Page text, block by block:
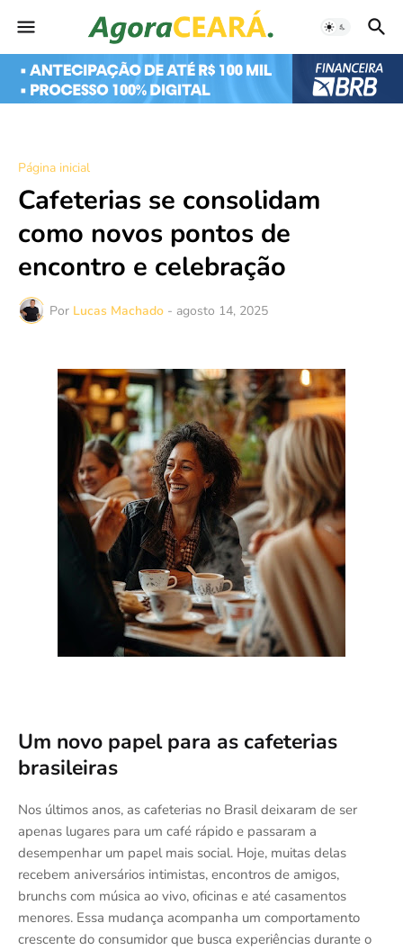
Página inicial
Cafeterias se consolidam
como novos pontos de
encontro e celebração
Por Lucas Machado - agosto 14, 2025
Um novo papel para as cafeterias
brasileiras
Nos últimos anos, as cafeterias no Brasil deixaram de ser
apenas lugares para um café rápido e passaram a
desempenhar um papel mais social. Hoje, muitas delas
recebem aniversários intimistas, encontros de amigos,
brunchs com música ao vivo, oficinas e até casamentos
menores. Essa mudança acompanha um comportamento
crescente do consumidor que busca experiências durante o